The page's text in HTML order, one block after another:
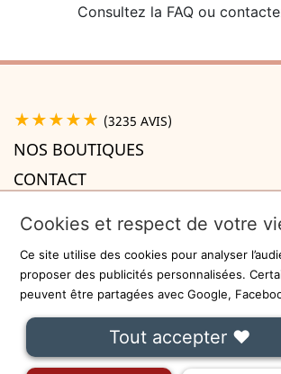
Consultez la FAQ ou
★★★★★ (3235 AVIS)
NOS BOUTIQUES
CONTACT
INFORMATIONS
Recevez la newsletter
On ne communiquera jamais votre adresse
Cookies et respect de votre
Ce site utilise des cookies pour analyser
proposer des publicités personnalisées.
peuvent être partagées avec Google,
Tout accepter ❤